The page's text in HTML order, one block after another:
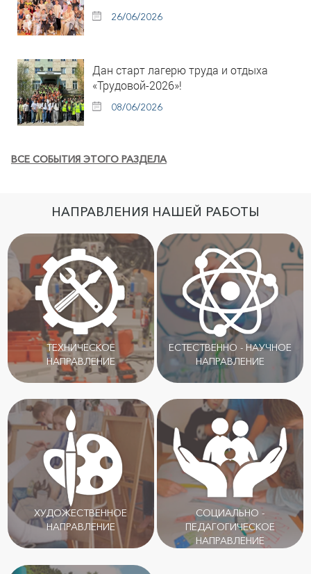
26/06/2026
Дан старт лагерю труда и отдыха
«Трудовой-2026»!
08/06/2026
ВСЕ СОБЫТИЯ ЭТОГО РАЗДЕЛА
НАПРАВЛЕНИЯ НАШЕЙ РАБОТЫ
ТЕХНИЧЕСКОЕ
НАПРАВЛЕНИЕ
ЕСТЕСТВЕННО - НАУЧНОЕ
НАПРАВЛЕНИЕ
ХУДОЖЕСТВЕННОЕ
НАПРАВЛЕНИЕ
СОЦИАЛЬНО -
ПЕДАГОГИЧЕСКОЕ
НАПРАВЛЕНИЕ